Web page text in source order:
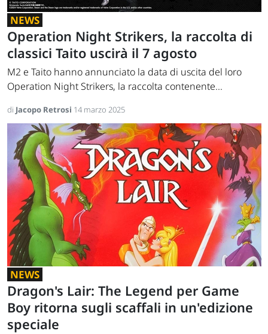
NEWS
Operation Night Strikers, la raccolta di
classici Taito uscirà il 7 agosto
M2 e Taito hanno annunciato la data di uscita del loro
Operation Night Strikers, la raccolta contenente...
di Jacopo Retrosi 14 marzo 2025
NEWS
Dragon's Lair: The Legend per Game
Boy ritorna sugli scaffali in un'edizione
speciale